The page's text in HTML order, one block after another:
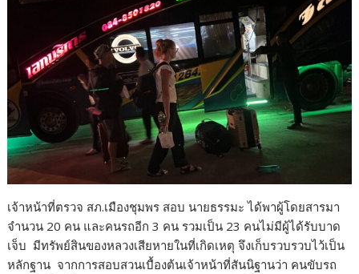
เจ้าหน้าที่ตรวจ สภ.เมืองชุมพร สอบ นายธรรมะ ได้พาผู้โดยสารมา
จำนวน 20 คน และคนรถอีก 3 คน รวมเป็น 23 คนไม่มีผู้ได้รับบาด
เจ็บ มีทรัพย์สินของหลวงเสียหายในที่เกิดเหตุ จึงเก็บรวบรวบไว้เป็น
หลักฐาน จากการสอบสวนเบื้องต้นเจ้าหน้าที่สันนิฐานว่า คนขับรถ